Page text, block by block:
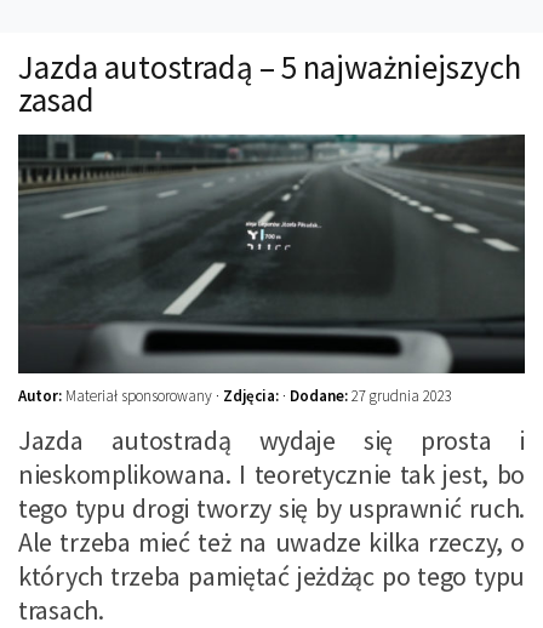
Technika jazdy
Oświetlenie
Kalkulatory
Przelicznik mocy
Auto z niemiec
Galerie
Jazda autostradą – 5 najważniejszych
zasad
Autor: Materiał sponsorowany · Zdjęcia: · Dodane:27 grudnia 2023
Jazda autostradą wydaje się prosta i
nieskomplikowana. I teoretycznie tak jest, bo
tego typu drogi tworzy się by usprawnić ruch.
Ale trzeba mieć też na uwadze kilka rzeczy, o
których trzeba pamiętać jeżdżąc po tego typu
trasach.